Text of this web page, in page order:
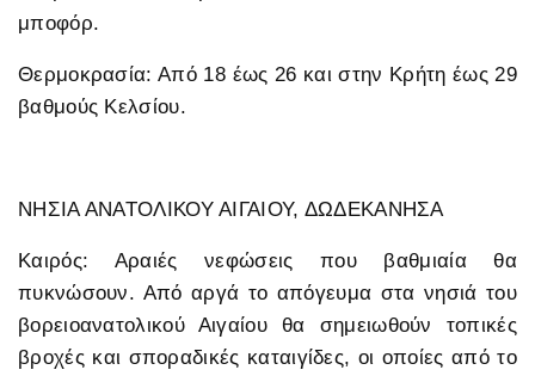
μποφόρ.
Θερμοκρασία: Από 18 έως 26 και στην Κρήτη έως 29
βαθμούς Κελσίου.
ΝΗΣΙΑ ΑΝΑΤΟΛΙΚΟΥ ΑΙΓΑΙΟΥ, ΔΩΔΕΚΑΝΗΣΑ
Καιρός: Αραιές νεφώσεις που βαθμιαία θα
πυκνώσουν. Από αργά το απόγευμα στα νησιά του
βορειοανατολικού Αιγαίου θα σημειωθούν τοπικές
βροχές και σποραδικές καταιγίδες, οι οποίες από το